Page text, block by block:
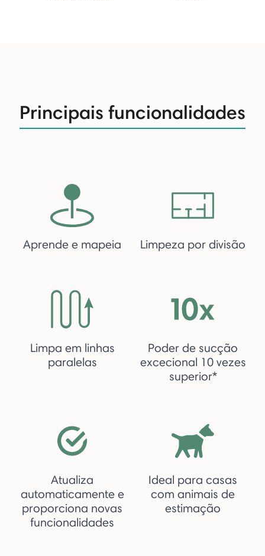
Principais funcionalidades
Aprende e mapeia Limpeza por divisão
Limpa em linhas
paralelas
Poder de sucção
excecional 10 vezes
superior*
Atualiza
automaticamente e
proporciona novas
funcionalidades
Ideal para casas
com animais de
estimação